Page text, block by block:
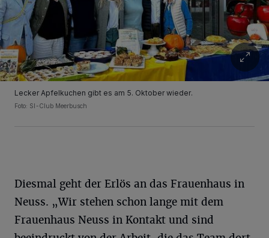
Lecker Apfelkuchen gibt es am 5. Oktober wieder.
Foto: SI-Club Meerbusch
Diesmal geht der Erlös an das Frauenhaus in
Neuss. „Wir stehen schon lange mit dem
Frauenhaus Neuss in Kontakt und sind